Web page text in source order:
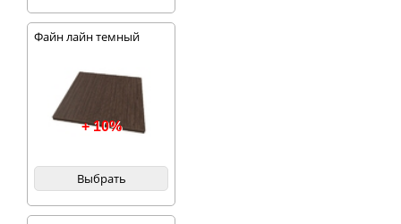
Файн лайн темный
+ 10%
Выбрать